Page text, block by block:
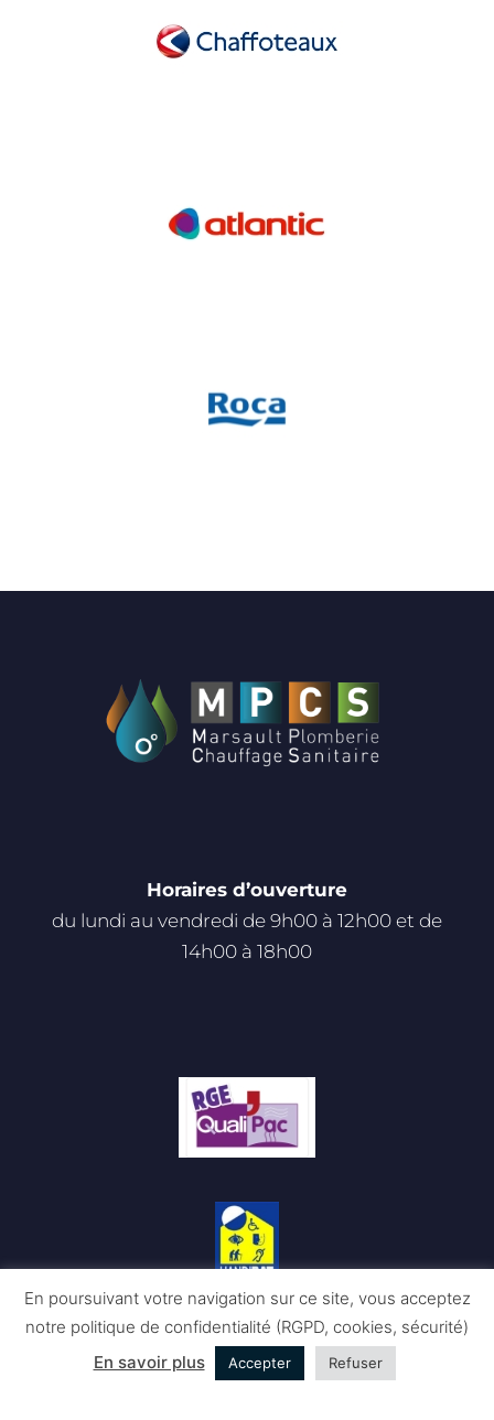
Horaires d’ouverture
du lundi au vendredi de 9h00 à 12h00 et de
14h00 à 18h00
En poursuivant votre navigation sur ce site, vous acceptez
notre politique de confidentialité (RGPD, cookies, sécurité)
En savoir plus
Accepter Refuser